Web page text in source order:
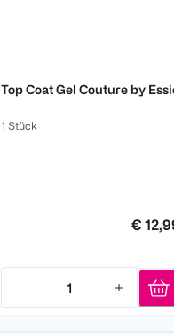
Top Coat Gel Couture by
1 Stück
€
1
Quantity: 1